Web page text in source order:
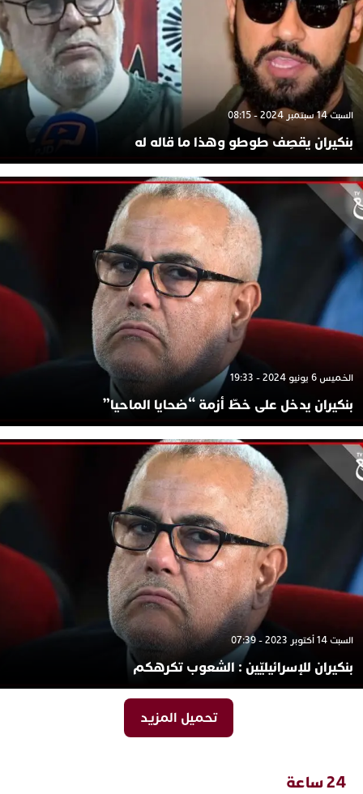
السبت 14 سبتمبر 2024 - 08:15
بنكيران يقصِف طوطو وهذا ما قاله له
الخميس 6 يونيو 2024 - 19:33
بنكيران يدخل على خطّ أزمة “ضحايا الماحيا”
السبت 14 أكتوبر 2023 - 07:39
بنكيران للإسرائيليّين : الشعوب تكرهكم
تحميل المزيد
24 ساعة